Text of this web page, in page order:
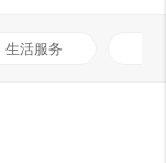
生活服务